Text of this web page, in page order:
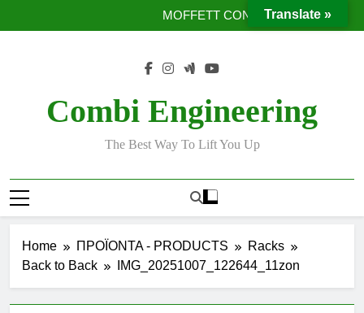
to
MOFFETT CONVEYORS
Ταινίες μεταφοράς προϊόντων χωρίς χρήση κλαρκ
MOFFETT CONVEYORS
Έργο με μεταλλική υπερκατασκευή
Combi Engineering
The Best Way To Lift You Up
Home ΠΡΟΪΟΝΤΑ - PRODUCTS
Racks
Back to Back
IMG_20251007_122644_11zon
Translate »